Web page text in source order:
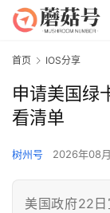
首页 IOS分享
申请美国绿
看清单
树州号 2026年08
美国政府22